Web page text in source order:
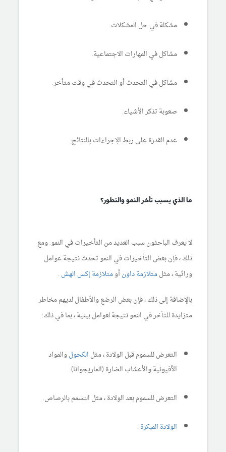
مشكلة في حل المشكلات.
مشاكل في المهارات الاجتماعية.
مشاكل في التحدث أو التحدث في وقت متأخر.
صعوبة تذكر الأشياء.
عدم القدرة على ربط الإجراءات بالنتائج.
ما الذي يسبب تأخر النمو والتطور؟
لا يعرف الباحثون سبب العديد من التأخيرات في النمو. ومع
ذلك ، فإن بعض التأخيرات في النمو تحدث نتيجة عوامل
وراثية ، مثلمتلازمة داون أومتلازمة إكس الهش .
بالإضافة إلى ذلك ، فإن بعض الرضع والأطفال لديهم مخاطر
متزايدة للتأخر في النمو نتيجة لعوامل بيئية ، بما في ذلك:
التعرض للسموم قبل الولادة ، مثل الكحولوالمواد
الأفيونية والأعشاب الضارة (الماريجوانا).
التعرض للسموم بعد الولادة ، مثل التسمم بالرصاص.
الولادة المبكرة .